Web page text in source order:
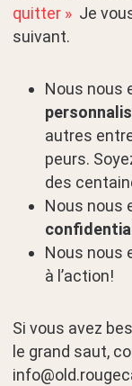
quitter » Je
suivant.
Nous nous
autres
peurs.
des
Nous nous
Nous nous
à l’action!
Si vous avez
le grand saut,